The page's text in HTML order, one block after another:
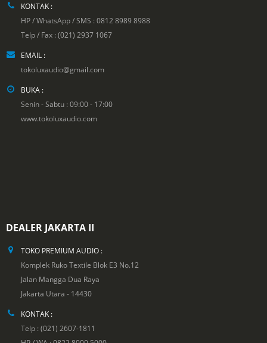
KONTAK :
HP / WhatsApp / SMS : 0812 8989 8988
Telp / Fax : (021) 2937 1067
EMAIL :
tokoluxaudio@gmail.com
BUKA :
Senin - Sabtu : 09:00 - 17:00
www.tokoluxaudio.com
DEALER JAKARTA II
TOKO PREMIUM AUDIO :
Komplek Ruko Textile Blok E3 No.12
Jalan Mangga Dua Raya
Jakarta Utara - 14430
KONTAK :
Telp : (021) 2607-1811